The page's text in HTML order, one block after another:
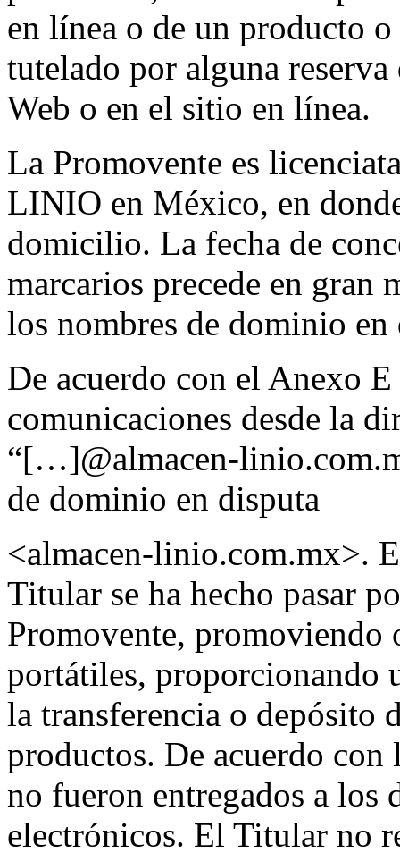
en línea o de un producto
tutelado por alguna
Web o en el sitio en línea.
La Promovente es
LINIO en México, en
domicilio. La fecha de
marcarios precede en gran
los nombres de dominio en
De acuerdo con el Anexo
comunicaciones desde la
“[…]@almacen-
de dominio en disputa
<almacen-linio.com.mx>.
Titular se ha hecho pasar
Promovente, promoviendo
portátiles, proporcionando
la transferencia o depósito
productos. De acuerdo
no fueron entregados a los
electrónicos. El Titular no